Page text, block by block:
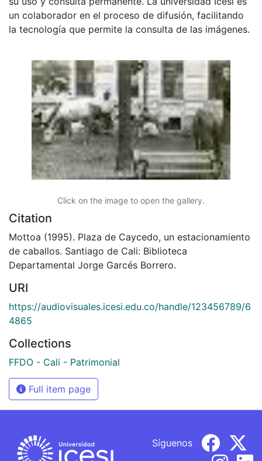
un colaborador en el proceso de difusión, facilitando
la tecnología que permite la consulta de las imágenes.
Click on the image to open the gallery.
Citation
Mottoa (1995). Plaza de Caycedo, un estacionamiento
de caballos. Santiago de Cali: Biblioteca
Departamental Jorge Garcés Borrero.
URI
https://audiovisuales.icesi.edu.co/handle/123456789/6
4865
Collections
FFDO - Cali - Patrimonial
Full item page
Síguenos